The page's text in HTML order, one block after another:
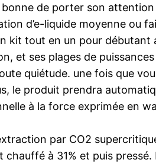
bonne de porter son
d’e-liquide moyenne ou
kit tout en un pour débutant
et ses plages de
quiétude. une fois que
le produit prendra
à la force exprimée en
par CO2
chauffé à 31% et puis